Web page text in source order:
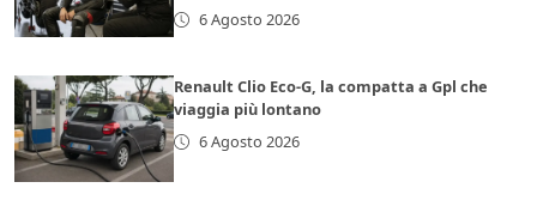
6 Agosto 2026
Renault Clio Eco-G, la compatta a Gpl che
viaggia più lontano
6 Agosto 2026